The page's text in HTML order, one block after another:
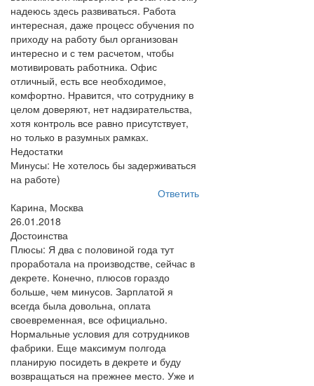
надеюсь здесь развиваться. Работа
интересная, даже процесс обучения по
приходу на работу был организован
интересно и с тем расчетом, чтобы
мотивировать работника. Офис
отличный, есть все необходимое,
комфортно. Нравится, что сотруднику в
целом доверяют, нет надзирательства,
хотя контроль все равно присутствует,
но только в разумных рамках.
Недостатки
Минусы: Не хотелось бы задерживаться
на работе)
Ответить
Карина, Москва
26.01.2018
Достоинства
Плюсы: Я два с половиной года тут
проработала на производстве, сейчас в
декрете. Конечно, плюсов гораздо
больше, чем минусов. Зарплатой я
всегда была довольна, оплата
своевременная, все официально.
Нормальные условия для сотрудников
фабрики. Еще максимум полгода
планирую посидеть в декрете и буду
возвращаться на прежнее место. Уже и